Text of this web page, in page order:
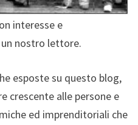
interesse e
nostro lettore.
esposte su questo blog,
crescente alle persone e
ed imprenditoriali che